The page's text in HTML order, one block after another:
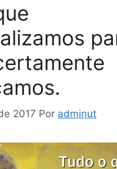
2017 Por adminut